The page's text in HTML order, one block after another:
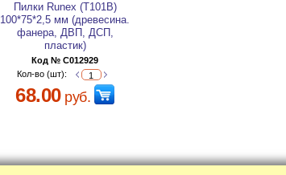
Пилки Runex (Т101В)
100*75*2,5 мм (древесина.
фанера, ДВП, ДСП,
пластик)
Код № C012929
Кол-во (шт):
68.00руб.